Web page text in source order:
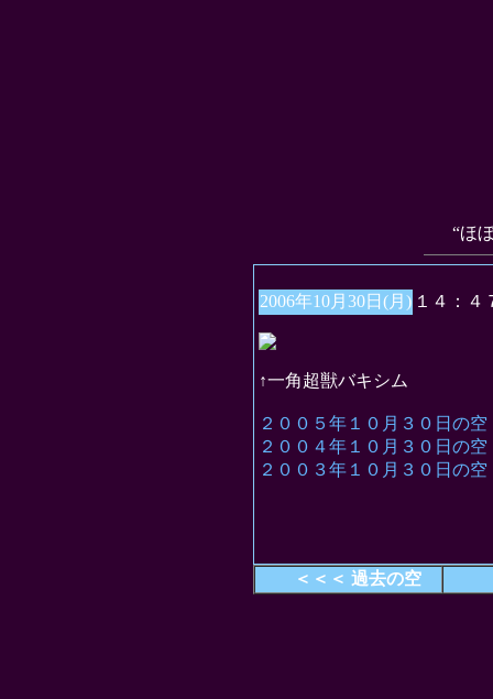
“ほ
2006年10月30日(月) １４：４
↑一角超獣バキシム
２００５年１０月３０日の空
２００４年１０月３０日の空
２００３年１０月３０日の空
＜＜＜ 過去の空